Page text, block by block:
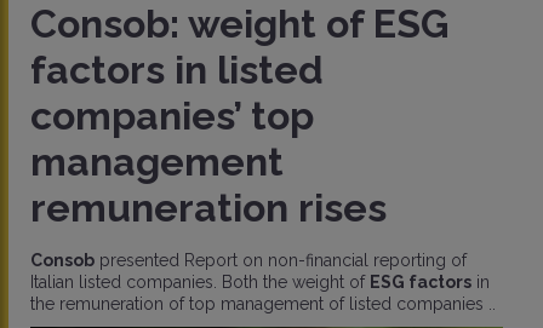
Consob: weight of ESG
factors in listed
companies’ top
management
remuneration rises
Consob presented Report on non-financial reporting of
Italian listed companies. Both the weight of ESG factors in
the remuneration of top management of listed companies ..